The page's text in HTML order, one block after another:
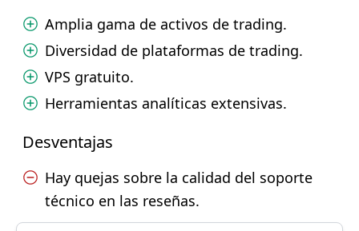
Amplia gama de activos de trading.
Diversidad de plataformas de trading.
VPS gratuito.
Herramientas analíticas extensivas.
Desventajas
Hay quejas sobre la calidad del soporte
técnico en las reseñas.